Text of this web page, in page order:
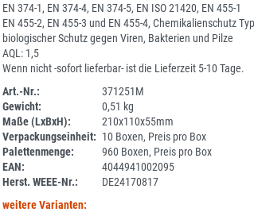
EN 374-1, EN 374-4, EN 374-5, EN ISO 21420, EN 455-1
EN 455-2, EN 455-3 und EN 455-4, Chemikalienschutz
biologischer Schutz gegen Viren, Bakterien und Pilze
AQL: 1,5
Wenn nicht -sofort lieferbar- ist die Lieferzeit 5-10 Tage.
Art.-Nr.:
371251M
Gewicht:
0,51 kg
Maße (LxBxH):
210x110x55mm
Verpackungseinheit: 10 Boxen, Preis pro Box
Palettenmenge:
960 Boxen, Preis pro Box
EAN:
4044941002095
Herst. WEEE-Nr.:
DE24170817
weitere Varianten: